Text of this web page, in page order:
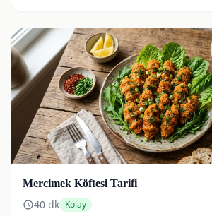
Mercimek Köftesi Tarifi
40 dk Kolay